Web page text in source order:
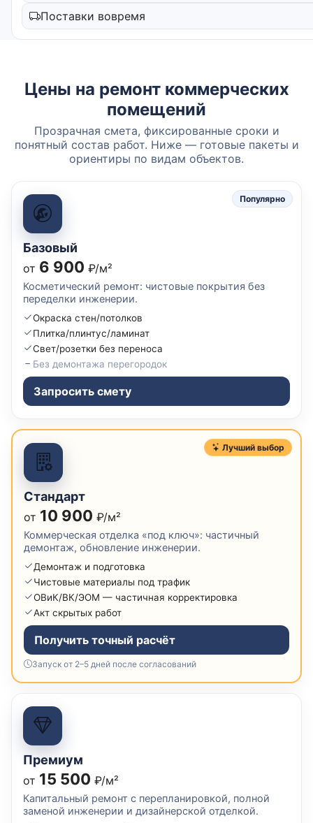
Поставки вовремя
Цены на ремонт коммерческих
помещений
Прозрачная смета, фиксированные сроки и
понятный состав работ. Ниже — готовые пакеты и
ориентиры по видам объектов.
Популярно
Базовый
от 6 900 ₽/м²
Косметический ремонт: чистовые покрытия без
переделки инженерии.
Окраска стен/потолков
Плитка/плинтус/ламинат
Свет/розетки без переноса
Без демонтажа перегородок
Запросить смету
Лучший выбор
Стандарт
от 10 900 ₽/м²
Коммерческая отделка «под ключ»: частичный
демонтаж, обновление инженерии.
Демонтаж и подготовка
Чистовые материалы под трафик
ОВиК/ВК/ЭОМ — частичная корректировка
Акт скрытых работ
Получить точный расчёт
Запуск от 2–5 дней после согласований
Премиум
от 15 500 ₽/м²
Капитальный ремонт с перепланировкой, полной
заменой инженерии и дизайнерской отделкой.